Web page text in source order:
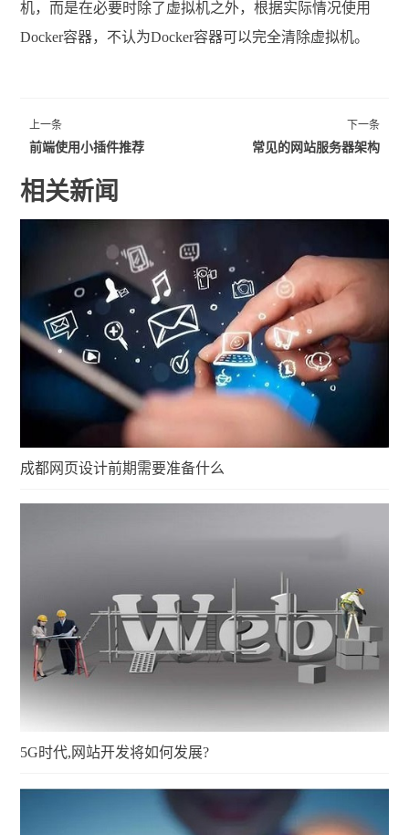
机，而是在必要时除了虚拟机之外，根据实际情况使用
Docker容器，不认为Docker容器可以完全清除虚拟机。
上一条
前端使用小插件推荐
下一条
常见的网站服务器架构
相关新闻
成都网页设计前期需要准备什么
5G时代,网站开发将如何发展?